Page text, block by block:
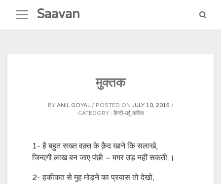
content
Saavan
मुक्तक
BY ANIL GOYAL POSTED ON JULY 10, 2016
CATEGORY : हिन्दी-उर्दू कविता
1- है बहुत सख्त वक़्त के क़ैद खाने कि सलाखे,
जिन्दगी लाख बन जाए पंछी – मगर उड़ नहीं सकती ।
2- हकीकत से मुह मोड़ने का प्रयास तो देखो,